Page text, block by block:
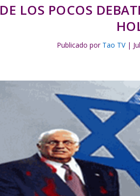
DE LOS POCOS
Publicado por Tao TV|